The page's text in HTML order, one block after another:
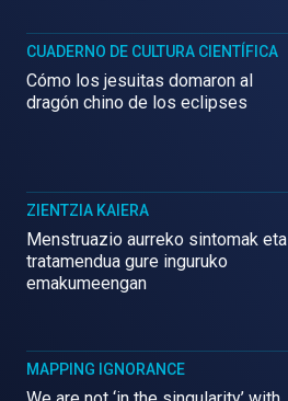
CUADERNO DE CULTURA CIENTÍFICA
Cómo los jesuitas domaron al
dragón chino de los eclipses
ZIENTZIA KAIERA
Menstruazio aurreko sintomak eta
tratamendua gure inguruko
emakumeengan
MAPPING IGNORANCE